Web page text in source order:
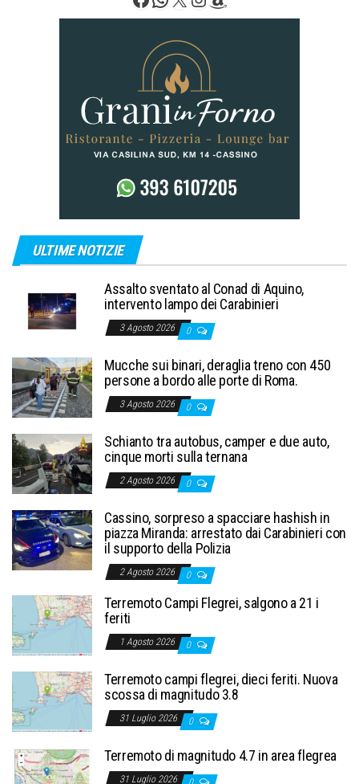
ULTIME NOTIZIE
Assalto sventato al Conad di Aquino,
intervento lampo dei Carabinieri
3 Agosto 2026 0
Mucche sui binari, deraglia treno con 450
persone a bordo alle porte di Roma.
3 Agosto 2026 0
Schianto tra autobus, camper e due auto,
cinque morti sulla ternana
2 Agosto 2026 0
Cassino, sorpreso a spacciare hashish in
piazza Miranda: arrestato dai Carabinieri con
il supporto della Polizia
2 Agosto 2026 0
Terremoto Campi Flegrei, salgono a 21 i
feriti
1 Agosto 2026 0
Terremoto campi flegrei, dieci feriti. Nuova
scossa di magnitudo 3.8
31 Luglio 2026 0
Terremoto di magnitudo 4.7 in area flegrea
31 Luglio 2026